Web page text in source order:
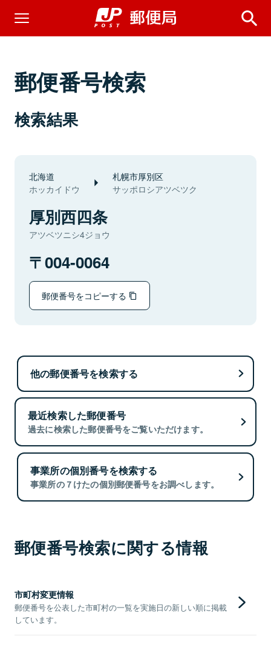
郵便番号検索
検索結果
北海道
ホッカイドウ
札幌市厚別区
サッポロシアツベツク
厚別西四条
アツベツニシ4ジョウ
004-0064
郵便番号をコピーする
他の郵便番号を検索する
最近検索した郵便番号
過去に検索した郵便番号をご覧いただけます。
事業所の個別番号を検索する
事業所の７けたの個別郵便番号をお調べします。
郵便番号検索に関する情報
市町村変更情報
郵便番号を公表した市町村の一覧を実施日の新しい順に掲載
しています。